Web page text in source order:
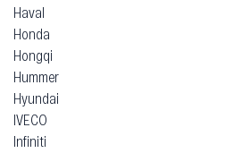
Haval
Honda
Hongqi
Hummer
Hyundai
IVECO
Infiniti